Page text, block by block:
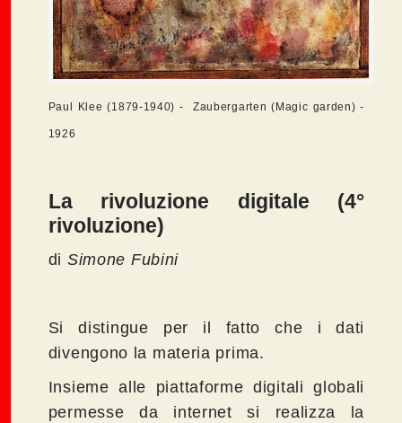
Paul Klee (1879-1940) - Zaubergarten (Magic garden) -
1926
La rivoluzione digitale (4°
rivoluzione)
di Simone Fubini
Si distingue per il fatto che i dati
divengono la materia prima.
Insieme alle piattaforme digitali globali
permesse da internet si realizza la